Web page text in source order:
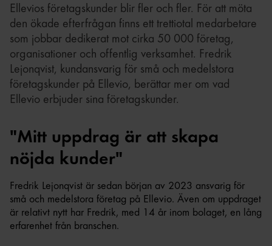
Ellevios företagskunder blir fler och fler. För att möta
den ökade efterfrågan finns ett trettiotal medarbetare
som jobbar dedikerat mot cirka 50 000 företag,
organisationer och offentlig verksamhet. Fredrik
Lejonqvist, kundansvarig för små och medelstora
företagskunder på Ellevio, berättar mer om vad
Ellevio erbjuder sina företagskunder.
"Mitt uppdrag är att skapa
nöjda kunder"
Fredrik Lejonqvist är sedan början av 2023 ansvarig för
små och medelstora företag på Ellevio. Även om uppdraget
är relativt nytt har Fredrik, med 14 år inom bolaget, en lång
erfarenhet från branschen.